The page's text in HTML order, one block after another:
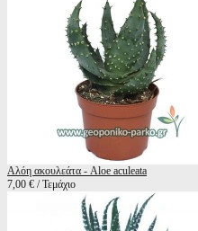
Αλόη ακουλεάτα - Aloe aculeata
7,00 € / Τεμάχιο